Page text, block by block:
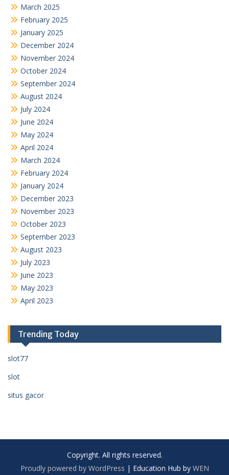
March 2025
February 2025
January 2025
December 2024
November 2024
October 2024
September 2024
August 2024
July 2024
June 2024
May 2024
April 2024
March 2024
February 2024
January 2024
December 2023
November 2023
October 2023
September 2023
August 2023
July 2023
June 2023
May 2023
April 2023
Trending Today
slot77
slot
situs gacor
Copyright. All rights reserved.
Proudly powered by WordPress | Education Hub by WEN